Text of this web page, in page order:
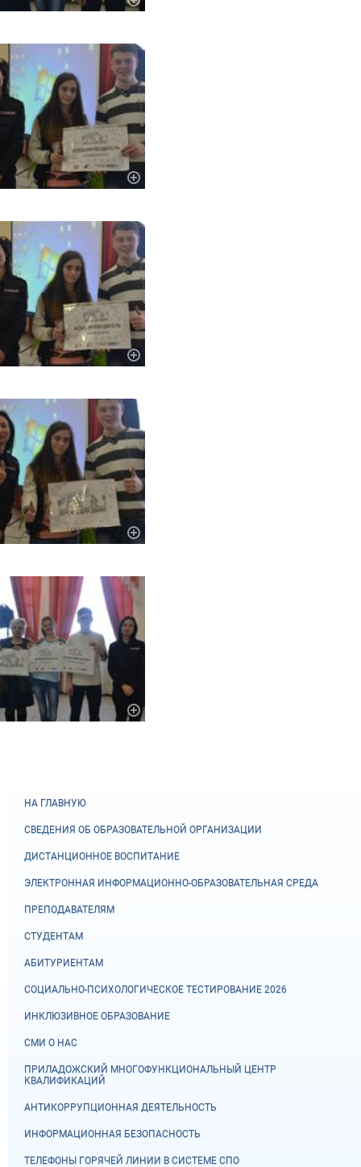
НА ГЛАВНУЮ
СВЕДЕНИЯ ОБ ОБРАЗОВАТЕЛЬНОЙ ОРГАНИЗАЦИИ
ДИСТАНЦИОННОЕ ВОСПИТАНИЕ
ЭЛЕКТРОННАЯ ИНФОРМАЦИОННО-ОБРАЗОВАТЕЛЬНАЯ СРЕДА
ПРЕПОДАВАТЕЛЯМ
СТУДЕНТАМ
АБИТУРИЕНТАМ
СОЦИАЛЬНО-ПСИХОЛОГИЧЕСКОЕ ТЕСТИРОВАНИЕ 2026
ИНКЛЮЗИВНОЕ ОБРАЗОВАНИЕ
СМИ О НАС
ПРИЛАДОЖСКИЙ МНОГОФУНКЦИОНАЛЬНЫЙ ЦЕНТР
КВАЛИФИКАЦИЙ
АНТИКОРРУПЦИОННАЯ ДЕЯТЕЛЬНОСТЬ
ИНФОРМАЦИОННАЯ БЕЗОПАСНОСТЬ
ТЕЛЕФОНЫ ГОРЯЧЕЙ ЛИНИИ В СИСТЕМЕ СПО